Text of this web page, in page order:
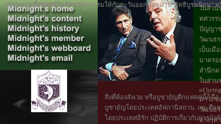
symbolic) ซึ่งค่อนข้างชัดมาก
ในส่วน
ทศวรร
ปัญญาช
วัฒนธร
เป็นเมื
มาครอ
สำนึกค
ในส่วน
of
ภาวะข
วัฒนธร
ต่างๆท
สิ่งที่ต้องสังเวย หรือบูชายัญตึกแฟดคู่นี้ก็คือ
บูชายัญโดยประเทศอัฟกานิสถาน, และตึก
โดยประเทศอิรัก ปฏิบัติการเกี่ยวกับการบัง
กำหนดอัตลักษณ์หรือสร้างวาทกรรมให้กับตะวันออก โดยผ่าน"ลัทธิบูรพนิยม" หรื